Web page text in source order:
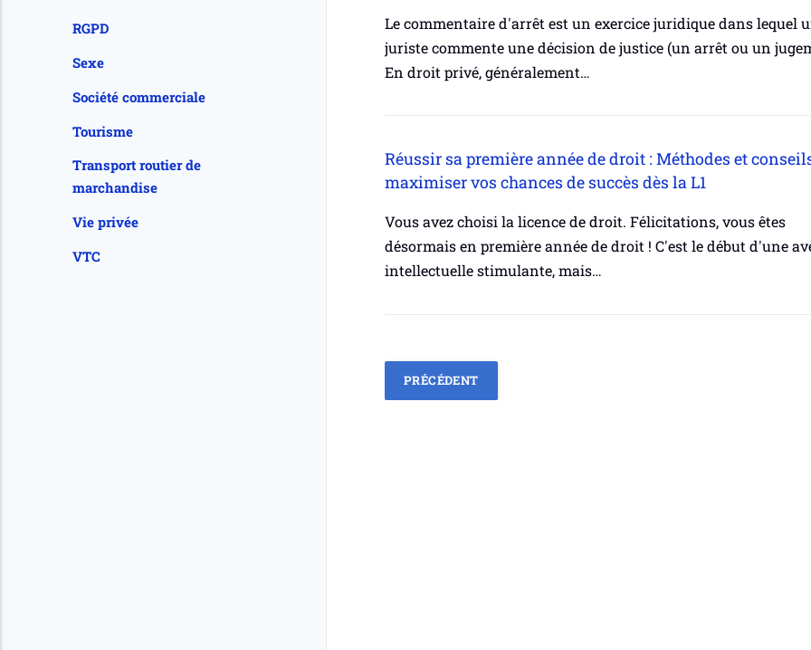
Le commentaire d'arrêt est un exercice juridique dans lequel
juriste commente une décision de justice (un arrêt ou un
En droit privé, généralement…
Réussir sa première année de droit : Méthodes et
maximiser vos chances de succès dès la L1
Vous avez choisi la licence de droit. Félicitations, vous êtes
désormais en première année de droit ! C'est le début d'une
intellectuelle stimulante, mais…
PRÉCÉDENT
RGPD
Sexe
Société commerciale
Tourisme
Transport routier de
marchandise
Vie privée
VTC